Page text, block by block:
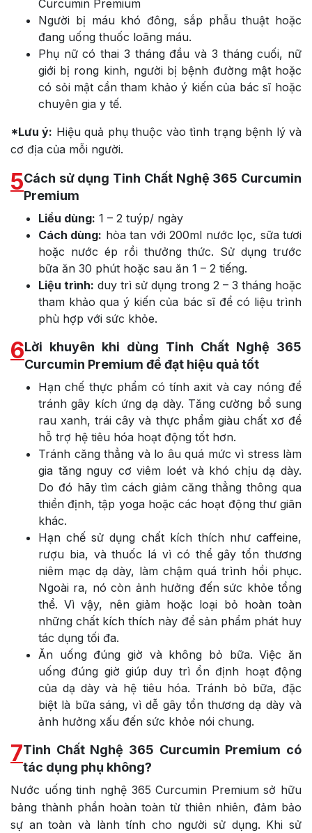
Curcumin Premium
Người bị máu khó đông, sắp phẫu thuật hoặc
đang uống thuốc loãng máu.
Phụ nữ có thai 3 tháng đầu và 3 tháng cuối, nữ
giới bị rong kinh, người bị bệnh đường mật hoặc
có sỏi mật cần tham khảo ý kiến của bác sĩ hoặc
chuyên gia y tế.
*Lưu ý: Hiệu quả phụ thuộc vào tình trạng bệnh lý và
cơ địa của mỗi người.
5Cách sử dụng Tinh Chất Nghệ 365 Curcumin
Premium
Liều dùng: 1 – 2 tuýp/ ngày
Cách dùng: hòa tan với 200ml nước lọc, sữa tươi
hoặc nước ép rồi thưởng thức. Sử dụng trước
bữa ăn 30 phút hoặc sau ăn 1 – 2 tiếng.
Liệu trình: duy trì sử dụng trong 2 – 3 tháng hoặc
tham khảo qua ý kiến của bác sĩ để có liệu trình
phù hợp với sức khỏe.
6Lời khuyên khi dùng Tinh Chất Nghệ 365
Curcumin Premium để đạt hiệu quả tốt
Hạn chế thực phẩm có tính axit và cay nóng để
tránh gây kích ứng dạ dày. Tăng cường bổ sung
rau xanh, trái cây và thực phẩm giàu chất xơ để
hỗ trợ hệ tiêu hóa hoạt động tốt hơn.
Tránh căng thẳng và lo âu quá mức vì stress làm
gia tăng nguy cơ viêm loét và khó chịu dạ dày.
Do đó hãy tìm cách giảm căng thẳng thông qua
thiền định, tập yoga hoặc các hoạt động thư giãn
khác.
Hạn chế sử dụng chất kích thích như caffeine,
rượu bia, và thuốc lá vì có thể gây tổn thương
niêm mạc dạ dày, làm chậm quá trình hồi phục.
Ngoài ra, nó còn ảnh hưởng đến sức khỏe tổng
thể. Vì vậy, nên giảm hoặc loại bỏ hoàn toàn
những chất kích thích này để sản phẩm phát huy
tác dụng tối đa.
Ăn uống đúng giờ và không bỏ bữa. Việc ăn
uống đúng giờ giúp duy trì ổn định hoạt động
của dạ dày và hệ tiêu hóa. Tránh bỏ bữa, đặc
biệt là bữa sáng, vì dễ gây tổn thương dạ dày và
ảnh hưởng xấu đến sức khỏe nói chung.
7Tinh Chất Nghệ 365 Curcumin Premium có
tác dụng phụ không?
Nước uống tinh nghệ 365 Curcumin Premium sở hữu
bảng thành phần hoàn toàn từ thiên nhiên, đảm bảo
sự an toàn và lành tính cho người sử dụng. Khi sử